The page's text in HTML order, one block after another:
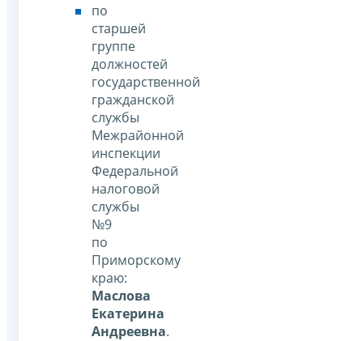
по
старшей
группе
должностей
государственной
гражданской
службы
Межрайонной
инспекции
Федеральной
налоговой
службы
№9
по
Приморскому
краю:
Маслова
Екатерина
Андреевна.